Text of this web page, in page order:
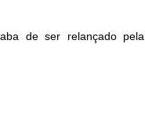
de ser relançado pela